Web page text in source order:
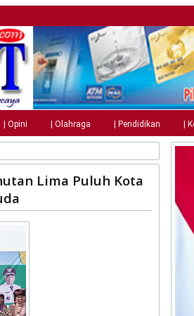
| Opini | Olahraga | Pendidikan |
Lima Puluh Kota